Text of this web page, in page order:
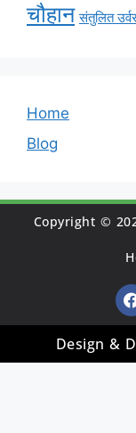
चौहान संतुलित
Home
Blog
Copyright ©
Design &